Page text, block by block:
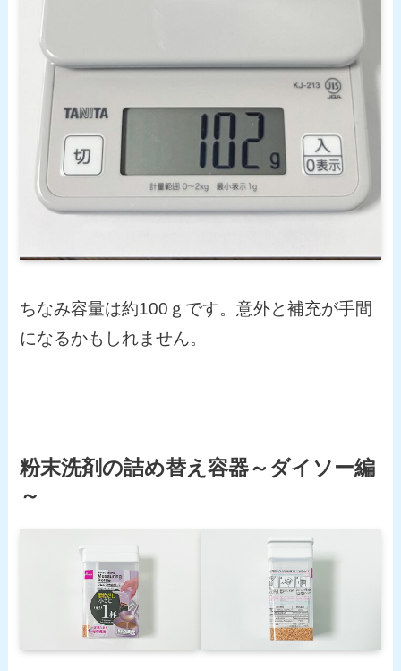
ちなみ容量は約100ｇです。意外と補充が手間
になるかもしれません。
粉末洗剤の詰め替え容器～ダイソー編
～